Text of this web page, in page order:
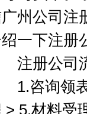
广州公司注
一下注册
册公司
1.咨询领
> 5.材料受